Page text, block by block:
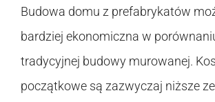
Budowa domu z prefabrykatów
bardziej ekonomiczna w
tradycyjnej budowy murowanej.
początkowe są zazwyczaj niższe